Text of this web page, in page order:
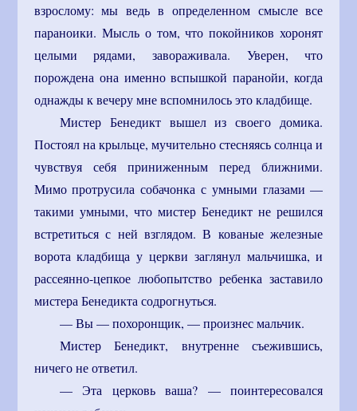
взрослому: мы ведь в определенном смысле все
параноики. Мысль о том, что покойников хоронят
целыми рядами, завораживала. Уверен, что
порождена она именно вспышкой паранойи, когда
однажды к вечеру мне вспомнилось это кладбище.
Мистер Бенедикт вышел из своего домика.
Постоял на крыльце, мучительно стесняясь солнца и
чувствуя себя приниженным перед ближними.
Мимо протрусила собачонка с умными глазами —
такими умными, что мистер Бенедикт не решился
встретиться с ней взглядом. В кованые железные
ворота кладбища у церкви заглянул мальчишка, и
рассеянно-цепкое любопытство ребенка заставило
мистера Бенедикта содрогнуться.
— Вы — похоронщик, — произнес мальчик.
Мистер Бенедикт, внутренне съежившись,
ничего не ответил.
— Эта церковь ваша? — поинтересовался